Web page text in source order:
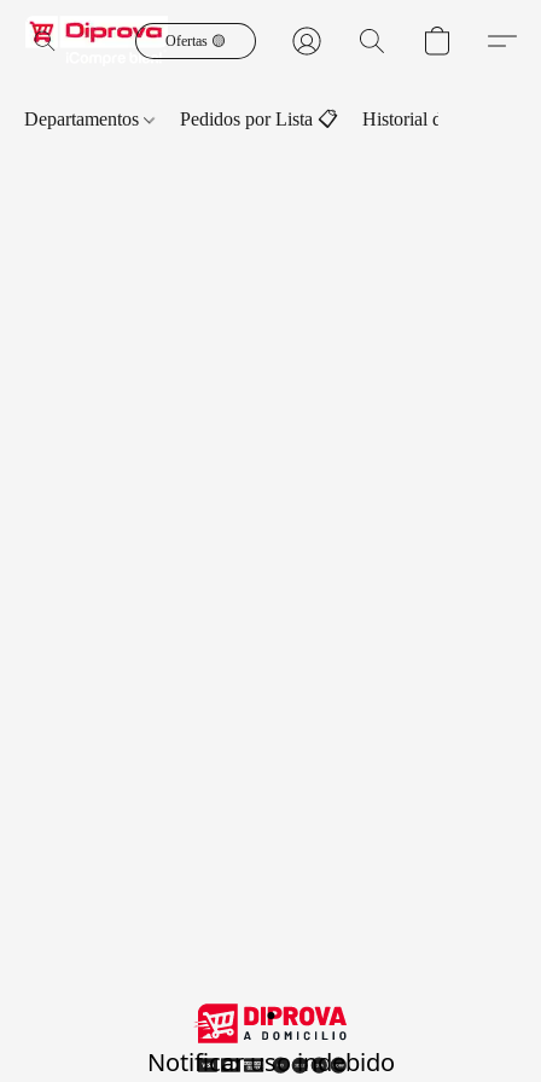
Ofertas 🟡
Departamentos Pedidos por Lista 📋 Historial de Pedidos
.
Notificar uso indebido